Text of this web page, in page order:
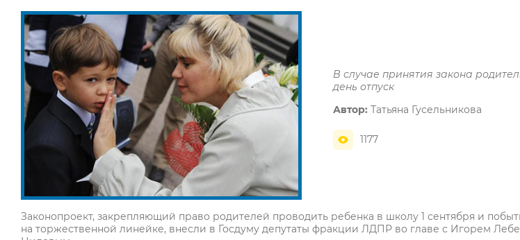
В случае принятия закона
день отпуск
Автор: Татьяна Гусельникова
1177
Законопроект, закрепляющий право родителей проводить ребенка в школу 1 сентября и
на торжественной линейке, внесли в Госдуму депутаты фракции ЛДПР во главе с Игорем